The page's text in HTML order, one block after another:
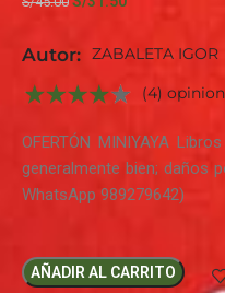
Autor: ZABALETA IGOR
(4)
OFERTÓN MINIYAYA
generalmente bien; daños
WhatsApp 989279642)
AÑADIR AL CARRITO